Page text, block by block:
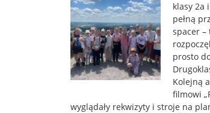
klasy 2a
pełną
spacer –
prosto
Kolejną
filmowi
wyglądały rekwizyty i stroje na